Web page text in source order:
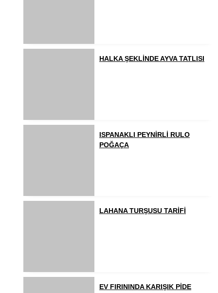
HALKA ŞEKLİNDE AYVA TATLISI
ISPANAKLI PEYNİRLİ RULO
POĞAÇA
LAHANA TURŞUSU TARİFİ
EV FIRININDA KARIŞIK PİDE